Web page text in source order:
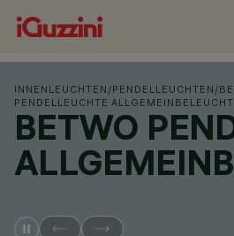
INNENLEUCHTEN /PENDELLEUCHTEN /
PENDELLEUCHTE
BETWO